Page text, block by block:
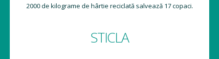
2000 de kilograme de hârtie reciclată salvează 17 copaci.
STICLA